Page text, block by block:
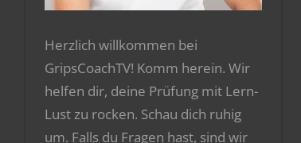
Herzlich willkommen bei
GripsCoachTV! Komm herein. Wir
helfen dir, deine Prüfung mit Lern-
Lust zu rocken. Schau dich ruhig
um. Falls du Fragen hast, sind wir